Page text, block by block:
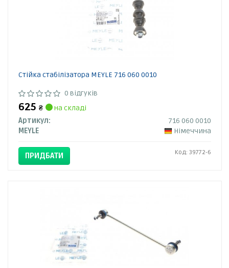
Стійка стабілізатора MEYLE 716 060 0010
0 відгуків
625 ₴
на складі
Артикул:
716 060 0010
MEYLE
Німеччина
ПРИДБАТИ Код: 39772-6